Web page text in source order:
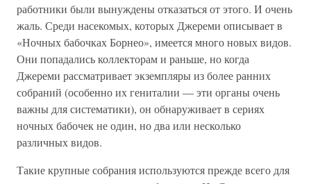
работники были вынуждены отказаться от этого. И очень
жаль. Среди насекомых, которых Джереми описывает в
«Ночных бабочках Борнео», имеется много новых видов.
Они попадались коллекторам и раньше, но когда
Джереми рассматривает экземпляры из более ранних
собраний (особенно их гениталии — эти органы очень
важны для систематики), он обнаруживает в сериях
ночных бабочек не один, но два или несколько
различных видов.
Такие крупные собрания используются прежде всего для